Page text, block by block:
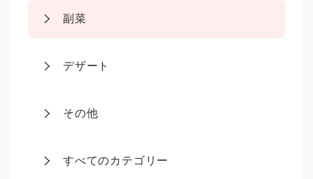
副菜
デザート
その他
すべてのカテゴリー